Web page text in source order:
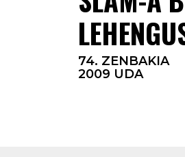
74. ZENBAKIA
2009 UDA